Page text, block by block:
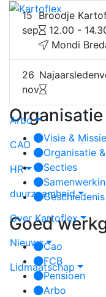
Arbo
CAO
HR
duurzaamheid
Over Kartoflex
Nieuws
Lidmaatschap
15
sep
Broodje
12.00 -
Mondi
26
nov
Organisatie
Visie & Missie
Organisatie
Secties
Goed
Cao
FCB
Pensioen
Arbo